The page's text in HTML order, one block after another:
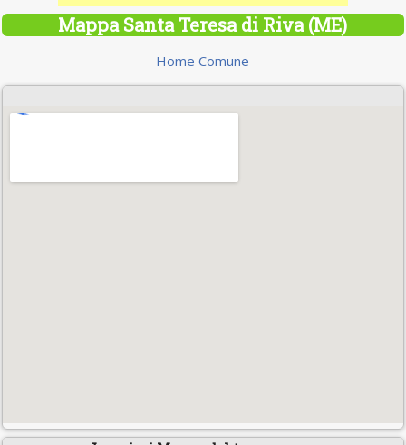
Mappa Santa Teresa di Riva (ME)
Home Comune